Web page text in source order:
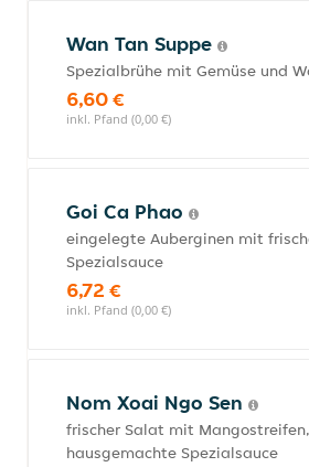
Wan Tan Suppe
Spezialbrühe mit Gemüse und
6,60 €
inkl. Pfand (0,00 €)
Goi Ca Phao
eingelegte Auberginen mit
Spezialsauce
6,72 €
inkl. Pfand (0,00 €)
Nom Xoai Ngo Sen
frischer Salat mit
hausgemachte Spezialsauce